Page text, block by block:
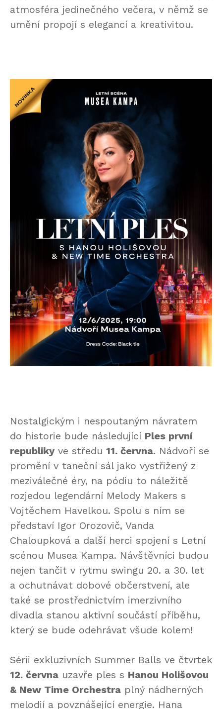
atmosféra jedinečného večera, v němž se
umění propojí s elegancí a kreativitou.
Nostalgickým i nespoutaným návratem
do historie bude následující Ples první
republiky ve středu 11. června. Nádvoří se
promění v taneční sál jako vystřižený z
meziválečné éry, na pódiu to náležitě
rozjedou legendární Melody Makers s
Vojtěchem Havelkou. Spolu s ním se
představí Igor Orozovič, Vanda
Chaloupková a další herci spojení s Letní
scénou Musea Kampa. Návštěvníci budou
nejen tančit v rytmu swingu 20. a 30. let
a ochutnávat dobové občerstvení, ale
také se prostřednictvím imerzivního
divadla stanou aktivní součástí příběhu,
který se bude odehrávat všude kolem!
Sérii exkluzivních Summer Balls ve čtvrtek
12. června uzavře ples s Hanou Holišovou
& New Time Orchestra plný nádherných
melodií a povznášející energie. Hana